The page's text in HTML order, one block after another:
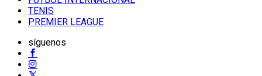
TENIS
PREMIER LEAGUE
síguenos